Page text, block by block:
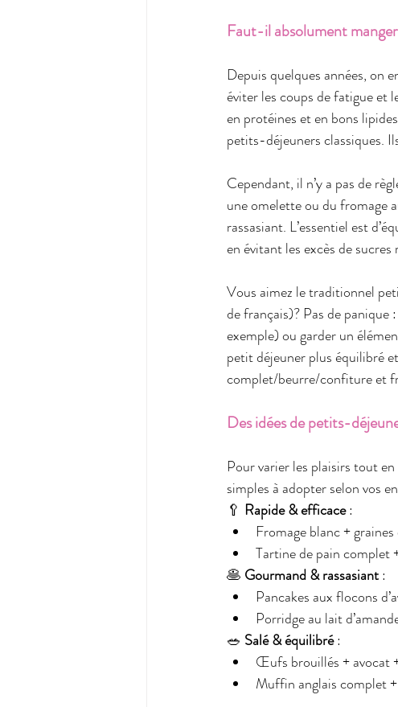
Faut-il absolument
Depuis quelques années, on
éviter les coups de fatigue et
en protéines et en bons
petits-déjeuners classiques.
Cependant, il n’y a pas de
une omelette ou du fromage
rassasiant. L’essentiel est
en évitant les excès de sucres
Vous aimez le traditionnel
de français)? Pas de
exemple) ou garder un
petit déjeuner plus équilibré
complet/beurre/confiture et
Des idées de petits-
Pour varier les plaisirs tout
simples à adopter selon vos
🥄 Rapide & efficace :
Fromage blanc +
Tartine de pain complet
🥞 Gourmand & rassasiant :
Pancakes aux flocons
Porridge au lait
🥗 Salé & équilibré :
Œufs brouillés + avocat
Muffin anglais complet